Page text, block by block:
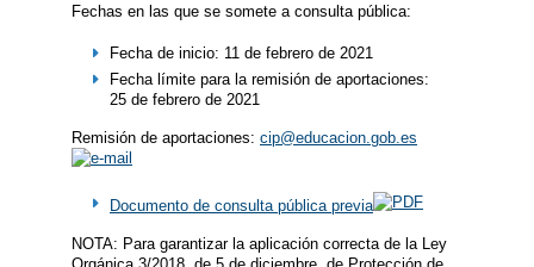
Fechas en las que se somete a consulta pública:
Fecha de inicio: 11 de febrero de 2021
Fecha límite para la remisión de aportaciones:
25 de febrero de 2021
Remisión de aportaciones: cip@educacion.gob.es
Documento de consulta pública previa
NOTA: Para garantizar la aplicación correcta de la Ley